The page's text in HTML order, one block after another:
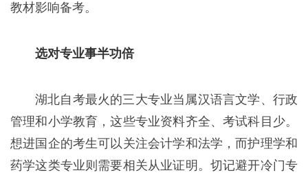
教材影响备考。
选对专业事半功倍
湖北自考最火的三大专业当属汉语言文学、行政
管理和小学教育，这些专业资料齐全、考试科目少。
想进国企的考生可以关注会计学和法学，而护理学和
药学这类专业则需要相关从业证明。切记避开冷门专